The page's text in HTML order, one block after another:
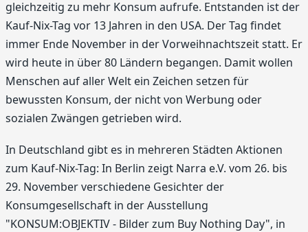
gleichzeitig zu mehr Konsum aufrufe. Entstanden ist der
Kauf-Nix-Tag vor 13 Jahren in den USA. Der Tag findet
immer Ende November in der Vorweihnachtszeit statt. Er
wird heute in über 80 Ländern begangen. Damit wollen
Menschen auf aller Welt ein Zeichen setzen für
bewussten Konsum, der nicht von Werbung oder
sozialen Zwängen getrieben wird.
In Deutschland gibt es in mehreren Städten Aktionen
zum Kauf-Nix-Tag: In Berlin zeigt Narra e.V. vom 26. bis
29. November verschiedene Gesichter der
Konsumgesellschaft in der Ausstellung
"KONSUM:OBJEKTIV - Bilder zum Buy Nothing Day", in